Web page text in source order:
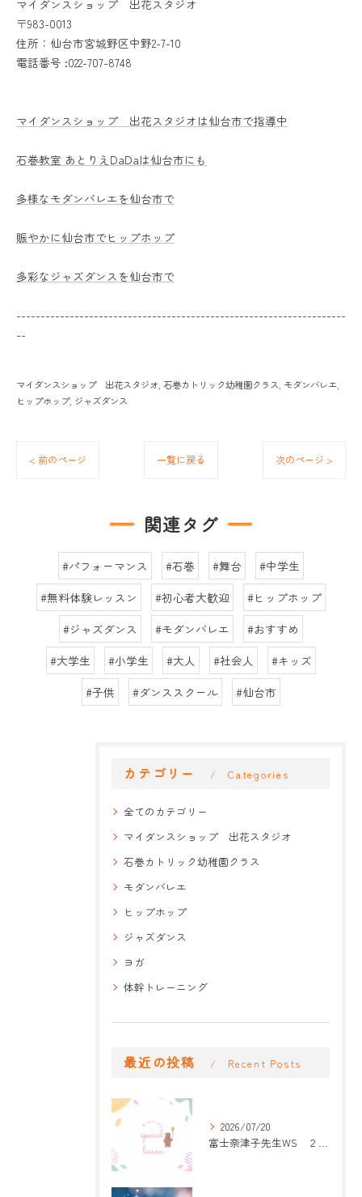
マイダンスショップ 出花スタジオ
〒983-0013
住所：仙台市宮城野区中野2-7-10
電話番号 :022-707-8748
マイダンスショップ 出花スタジオは仙台市で指導中
石巻教室 あとりえDaDaは仙台市にも
多様なモダンバレエを仙台市で
賑やかに仙台市でヒップホップ
多彩なジャズダンスを仙台市で
--------------------------------------------------------------------
--
マイダンスショップ 出花スタジオ 石巻カトリック幼稚園クラス モダンバレエ
ヒップホップ ジャズダンス
< 前のページ 一覧に戻る 次のページ >
関連タグ
#パフォーマンス #石巻 #舞台
#中学生
#無料体験レッスン
#初心者大歓迎
#ヒップホップ
#ジャズダンス
#モダンバレエ
#おすすめ
#大学生
#小学生 #大人 #社会人
#キッズ
#子供
#ダンススクール #仙台市
カテゴリー Categories
全てのカテゴリー
マイダンスショップ 出花スタジオ
石巻カトリック幼稚園クラス
モダンバレエ
ヒップホップ
ジャズダンス
ヨガ
体幹トレーニング
最近の投稿 Recent Posts
2026/07/20
富士奈津子先生WS ２回目